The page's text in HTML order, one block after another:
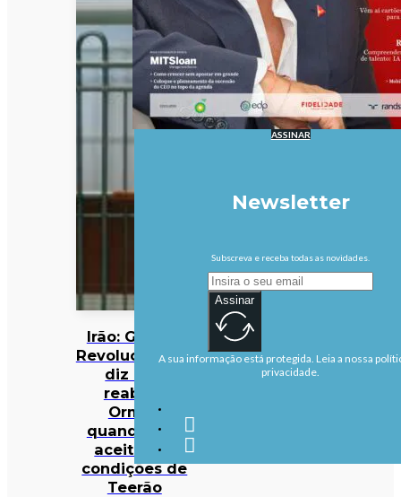
Irão: Guarda
Revolucionária
diz que
reabrirá
Ormuz
quando EUA
aceitarem
condições de
Teerão
ASSINAR
Newsletter
Subscreva e receba todas as novidades.
Assinar
A sua informação está protegida. Leia a nossa
privacidade.